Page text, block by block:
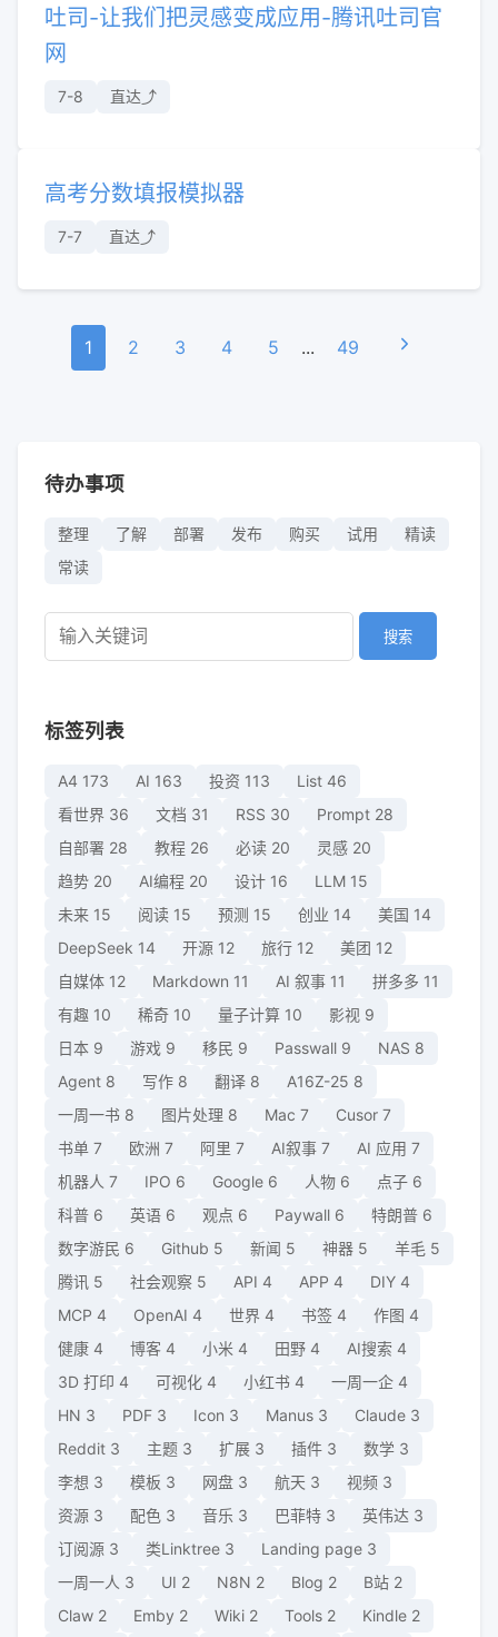
吐司-让我们把灵感变成应用-腾讯吐司官
网
7-8 直达⤴︎
高考分数填报模拟器
7-7 直达⤴︎
1 2 3 4 5 ... 49
待办事项
整理 了解 部署 发布 购买 试用
精读
常读
搜索
标签列表
A4 173 AI 163 投资 113 List 46
看世界 36 文档 31 RSS 30 Prompt 28
自部署 28 教程 26 必读 20 灵感 20
趋势 20 AI编程 20 设计 16 LLM 15
未来 15 阅读 15 预测 15 创业 14 美国 14
DeepSeek 14 开源 12 旅行 12 美团 12
自媒体 12 Markdown 11 AI 叙事 11 拼多多 11
有趣 10 稀奇 10 量子计算 10 影视 9
日本 9 游戏 9 移民 9 Passwall 9 NAS 8
Agent 8 写作 8 翻译 8 A16Z-25 8
一周一书 8 图片处理 8 Mac 7 Cusor 7
书单 7 欧洲 7 阿里 7 AI叙事 7 AI 应用 7
机器人 7 IPO 6 Google 6 人物 6 点子 6
科普 6 英语 6 观点 6 Paywall 6 特朗普 6
数字游民 6 Github 5 新闻 5 神器 5 羊毛 5
腾讯 5 社会观察 5 API 4 APP 4 DIY 4
MCP 4 OpenAI 4 世界 4 书签 4 作图 4
健康 4 博客 4 小米 4 田野 4 AI搜索 4
3D 打印 4 可视化 4 小红书 4 一周一企 4
HN 3 PDF 3 Icon 3 Manus 3 Claude 3
Reddit 3 主题 3 扩展 3 插件 3 数学 3
李想 3 模板 3 网盘 3 航天 3 视频 3
资源 3 配色 3 音乐 3 巴菲特 3 英伟达 3
订阅源 3 类Linktree 3 Landing page 3
一周一人 3 UI 2 N8N 2 Blog 2 B站 2
Claw 2 Emby 2 Wiki 2 Tools 2 Kindle 2